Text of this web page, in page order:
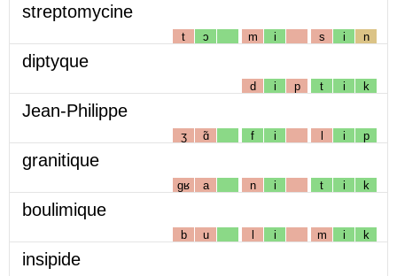
streptomycine
t ɔ m i s i n
diptyque
d i p t i k
Jean-Philippe
ʒ ɑ̃ f i l i p
granitique
gʁ a n i t i k
boulimique
b u l i m i k
insipide